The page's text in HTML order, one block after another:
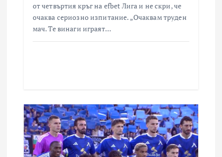
от четвъртия кръг на efbet Лига и не скри, че
очаква сериозно изпитание. „Очаквам труден
мач. Те винаги играят…